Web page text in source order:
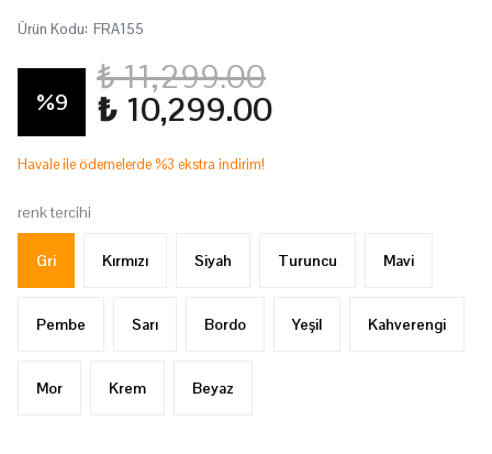
Ürün Kodu: FRA155
%9
₺ 11,299.00
₺ 10,299.00
Havale ile ödemelerde %3 ekstra indirim!
renk tercihi
Gri Kırmızı Siyah Turuncu Mavi
Pembe Sarı Bordo Yeşil Kahverengi
Mor Krem Beyaz